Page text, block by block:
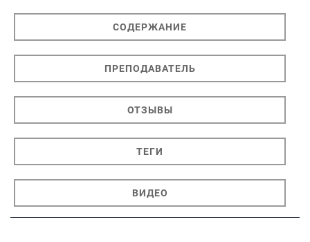
СОДЕРЖАНИЕ
ПРЕПОДАВАТЕЛЬ
ОТЗЫВЫ
ТЕГИ
ВИДЕО